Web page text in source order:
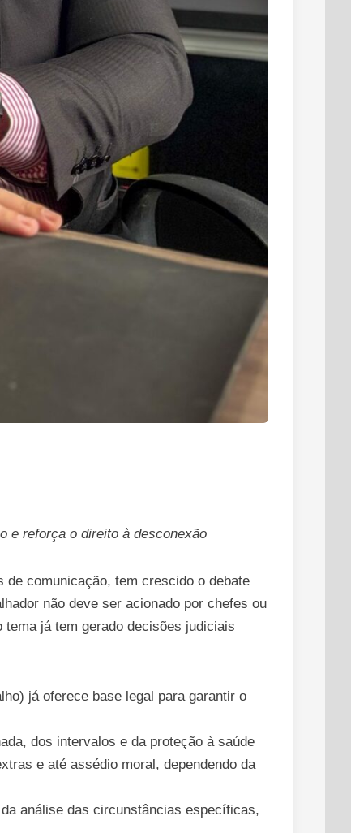
e reforça o direito à desconexão
de comunicação, tem crescido o debate
não deve ser acionado por chefes ou
já tem gerado decisões judiciais
já oferece base legal para garantir o
dos intervalos e da proteção à saúde
e até assédio moral, dependendo da
análise das circunstâncias específicas,